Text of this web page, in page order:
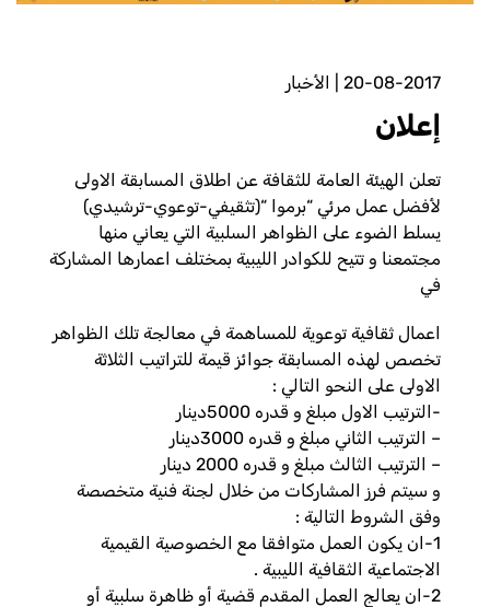
20-08-2017 الأخبار
إعلان
تعلن الهيئة العامة للثقافة عن اطلاق المسابقة الاولى
لأفضل عمل مرئي “برموا “(تثقيفي-توعوي-ترشيدي)
يسلط الضوء على الظواهر السلبية التي يعاني منها
مجتمعنا و تتيح للكوادر الليبية بمختلف اعمارها المشاركة
في
اعمال ثقافية توعوية للمساهمة في معالجة تلك الظواهر
تخصص لهذه المسابقة جوائز قيمة للتراتيب الثلاثة
الاولى على النحو التالي :
-الترتيب الاول مبلغ و قدره 5000دينار
– الترتيب الثاني مبلغ و قدره 3000دينار
– الترتيب الثالث مبلغ و قدره 2000 دينار
و سيتم فرز المشاركات من خلال لجنة فنية متخصصة
وفق الشروط التالية :
1-ان يكون العمل متوافقا مع الخصوصية القيمية
الاجتماعية الثقافية الليبية .
2-ان يعالج العمل المقدم قضية أو ظاهرة سلبية أو